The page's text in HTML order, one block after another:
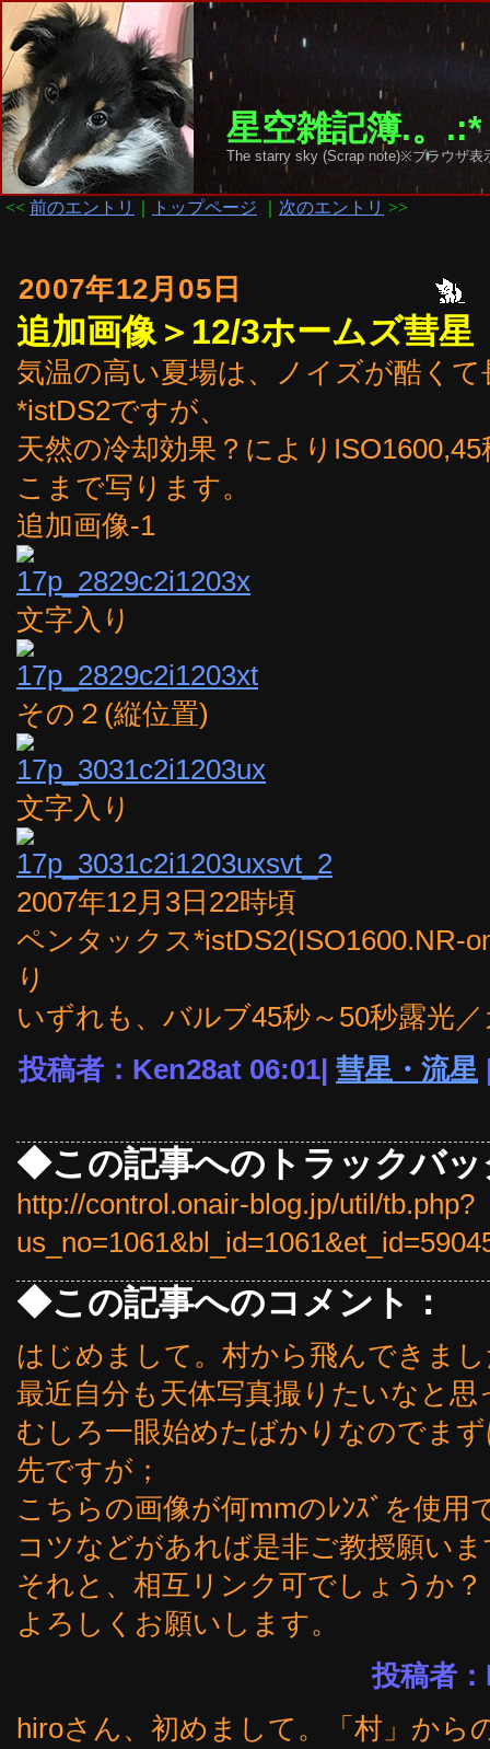
星空雑記簿.。
The starry sky (Scrap note)※ブラウザ
<< 前のエントリ トップページ 次のエントリ >>
2007年12月05日
追加画像＞12/3ホームズ彗星
気温の高い夏場は、ノイズが酷く
*istDS2ですが、
天然の冷却効果？により
こまで写ります。
追加画像-1
文字入り
その２(縦位置)
文字入り
2007年12月3日22時頃
ペンタックス*istDS2(ISO1600.NR-
り
いずれも、バルブ45秒～50秒露光
投稿者：Ken28at 06:01| 彗星・流星
◆この記事へのトラックバッ
http://control.onair-blog.jp/util/tb.php?
◆この記事へのコメント：
はじめまして。村から飛んできま
最近自分も天体写真撮りたいなと思
むしろ一眼始めたばかりなのでま
先ですが；
こちらの画像が何mmのﾚﾝｽﾞを使用
コツなどがあれば是非ご教授願い
それと、相互リンク可でしょうか？
よろしくお願いします。
投稿者
hiroさん、初めまして。「村」から